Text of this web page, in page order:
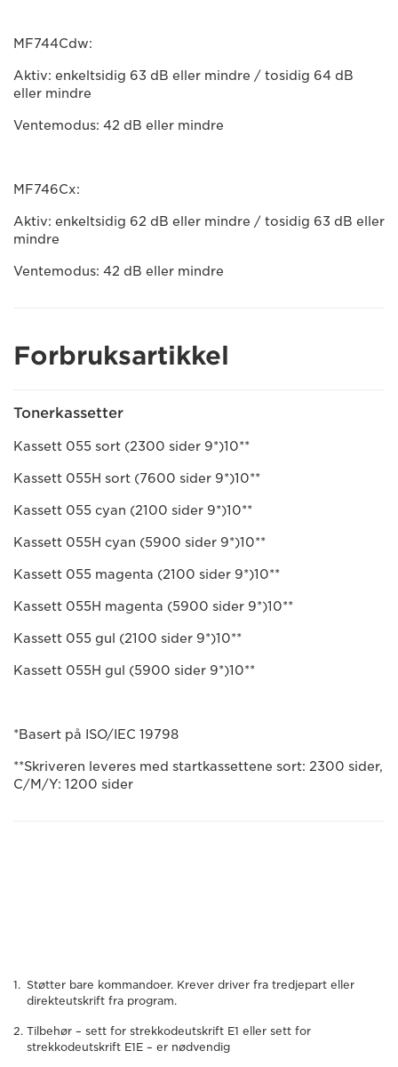
MF744Cdw:
Aktiv: enkeltsidig 63 dB eller mindre / tosidig 64 dB
eller mindre
Ventemodus: 42 dB eller mindre
MF746Cx:
Aktiv: enkeltsidig 62 dB eller mindre / tosidig 63 dB eller
mindre
Ventemodus: 42 dB eller mindre
Forbruksartikkel
Tonerkassetter
Kassett 055 sort (2300 sider 9*)10**
Kassett 055H sort (7600 sider 9*)10**
Kassett 055 cyan (2100 sider 9*)10**
Kassett 055H cyan (5900 sider 9*)10**
Kassett 055 magenta (2100 sider 9*)10**
Kassett 055H magenta (5900 sider 9*)10**
Kassett 055 gul (2100 sider 9*)10**
Kassett 055H gul (5900 sider 9*)10**
*Basert på ISO/IEC 19798
**Skriveren leveres med startkassettene sort: 2300 sider,
C/M/Y: 1200 sider
Støtter bare kommandoer. Krever driver fra tredjepart eller
direkteutskrift fra program.
Tilbehør – sett for strekkodeutskrift E1 eller sett for
strekkodeutskrift E1E – er nødvendig